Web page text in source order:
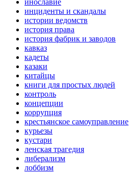
инославие
инциденты и скандалы
истории ведомств
история права
история фабрик и заводов
кавказ
кадеты
казаки
китайцы
книги для простых людей
контроль
концепции
коррупция
крестьянское самоуправление
курьезы
кустари
ленская трагедия
либерализм
лоббизм